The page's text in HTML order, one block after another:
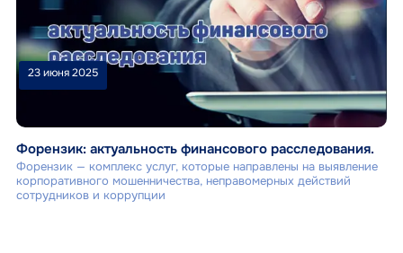
23 июня 2025
Форензик: актуальность финансового расследования.
Форензик — комплекс услуг, которые направлены на выявление
корпоративного мошенничества, неправомерных действий
сотрудников и коррупции